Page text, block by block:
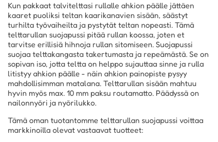
Kun pakkaat talvitelttasi rullalle ahkion päälle jättäen
kaaret puoliksi teltan kaarikanavien sisään, säästyt
turhilta työvaiheilta ja pystytät teltan nopeasti. Tämä
telttarullan suojapussi pitää rullan koossa, joten et
tarvitse erillisiä hihnoja rullan sitomiseen. Suojapussi
suojaa telttakangasta takertumasta ja repeämästä. Se on
sopivan iso, jotta teltta on helppo sujauttaa sinne ja rulla
litistyy ahkion päälle - näin ahkion painopiste pysyy
mahdollisimman matalana. Telttarullan sisään mahtuu
hyvin myös max. 10 mm paksu routamatto. Päädyssä on
nailonnyöri ja nyörilukko.
Tämä oman tuotantomme telttarullan suojapussi voittaa
markkinoilla olevat vastaavat tuotteet: